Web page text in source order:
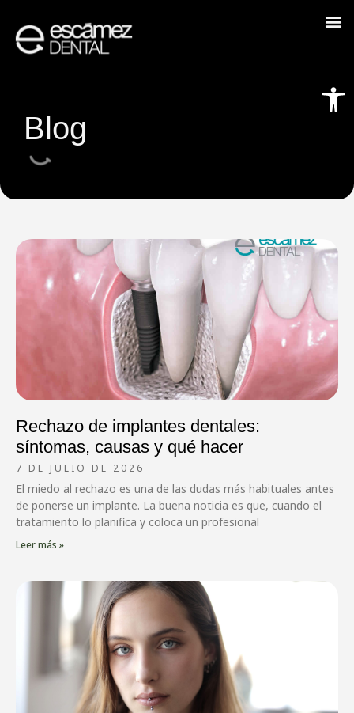
Blog
Rechazo de implantes dentales:
síntomas, causas y qué hacer
7 DE JULIO DE 2026
El miedo al rechazo es una de las dudas más habituales antes
de ponerse un implante. La buena noticia es que, cuando el
tratamiento lo planifica y coloca un profesional
Leer más »